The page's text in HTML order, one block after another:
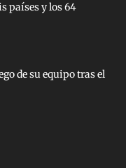
países y los 64
de su equipo tras el